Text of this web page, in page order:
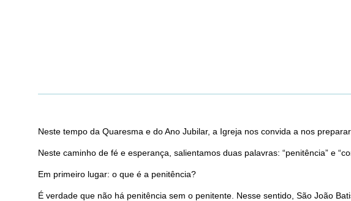
Neste tempo da Quaresma e do Ano Jubilar, a Igreja nos convida a nos
Neste caminho de fé e esperança, salientamos duas palavras: “penitência” e
Em primeiro lugar: o que é a penitência?
É verdade que não há penitência sem o penitente. Nesse sentido, São João